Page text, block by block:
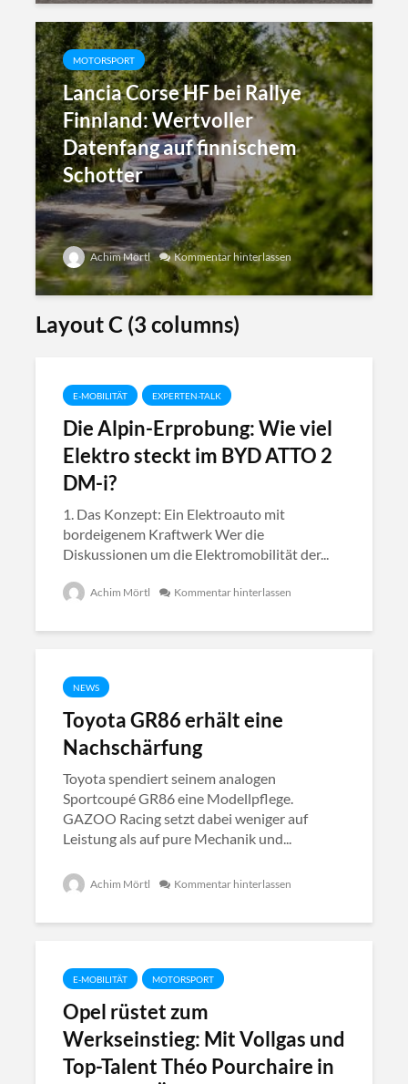
MOTORSPORT
Lancia Corse HF bei Rallye
Finnland: Wertvoller
Datenfang auf finnischem
Schotter
Achim Mörtl Kommentar hinterlassen
Layout C (3 columns)
E-MOBILITÄT EXPERTEN-TALK
Die Alpin-Erprobung: Wie viel
Elektro steckt im BYD ATTO 2
DM-i?
1. Das Konzept: Ein Elektroauto mit
bordeigenem Kraftwerk Wer die
Diskussionen um die Elektromobilität der...
Achim Mörtl Kommentar hinterlassen
NEWS
Toyota GR86 erhält eine
Nachschärfung
Toyota spendiert seinem analogen
Sportcoupé GR86 eine Modellpflege.
GAZOO Racing setzt dabei weniger auf
Leistung als auf pure Mechanik und...
Achim Mörtl Kommentar hinterlassen
E-MOBILITÄT MOTORSPORT
Opel rüstet zum
Werkseinstieg: Mit Vollgas und
Top-Talent Théo Pourchaire in